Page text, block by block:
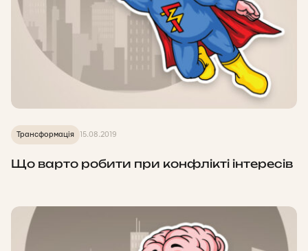
Трансформація 15.08.2019
Що варто робити при конфлікті інтересів